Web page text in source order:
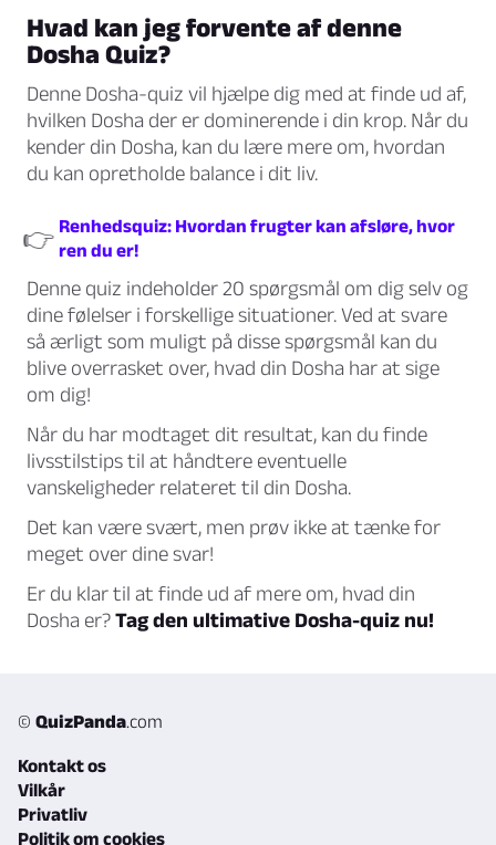
Hvad kan jeg forvente af denne
Dosha Quiz?
Denne Dosha-quiz vil hjælpe dig med at finde ud af,
hvilken Dosha der er dominerende i din krop. Når du
kender din Dosha, kan du lære mere om, hvordan
du kan opretholde balance i dit liv.
👉 Renhedsquiz: Hvordan frugter kan afsløre, hvor
ren du er!
Denne quiz indeholder 20 spørgsmål om dig selv og
dine følelser i forskellige situationer. Ved at svare
så ærligt som muligt på disse spørgsmål kan du
blive overrasket over, hvad din Dosha har at sige
om dig!
Når du har modtaget dit resultat, kan du finde
livsstilstips til at håndtere eventuelle
vanskeligheder relateret til din Dosha.
Det kan være svært, men prøv ikke at tænke for
meget over dine svar!
Er du klar til at finde ud af mere om, hvad din
Dosha er?Tag den ultimative Dosha-quiz nu!
© QuizPanda.com
Kontakt os
Vilkår
Privatliv
Politik om cookies